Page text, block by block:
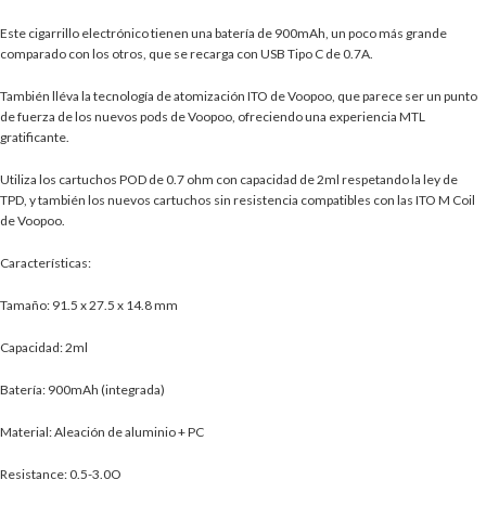
Este cigarrillo electrónico tienen una batería de 900mAh, un poco más grande
comparado con los otros, que se recarga con USB Tipo C de 0.7A.
También lléva la tecnología de atomización ITO de Voopoo, que parece ser un punto
de fuerza de los nuevos pods de Voopoo, ofreciendo una experiencia MTL
gratificante.
Utiliza los cartuchos POD de 0.7 ohm con capacidad de 2ml respetando la ley de
TPD, y también los nuevos cartuchos sin resistencia compatibles con las ITO M Coil
de Voopoo.
Características:
Tamaño: 91.5 x 27.5 x 14.8 mm
Capacidad: 2ml
Batería: 900mAh (integrada)
Material: Aleación de aluminio + PC
Resistance: 0.5-3.0O